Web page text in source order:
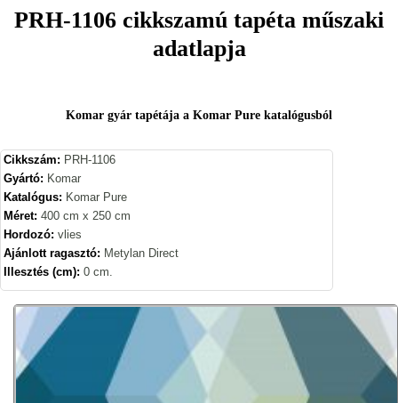
PRH-1106 cikkszamú tapéta műszaki
adatlapja
Komar gyár tapétája a Komar Pure katalógusból
Cikkszám: PRH-1106
Gyártó: Komar
Katalógus: Komar Pure
Méret: 400 cm x 250 cm
Hordozó: vlies
Ajánlott ragasztó: Metylan Direct
Illesztés (cm): 0 cm.